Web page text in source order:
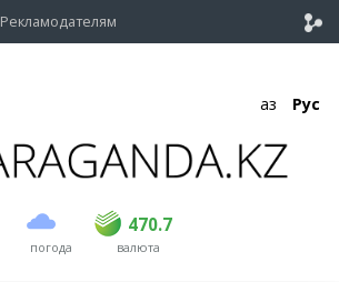
Рекламодателям
Қаз Рус
погода
470.7
USD 468.5 470.7
EUR валюта